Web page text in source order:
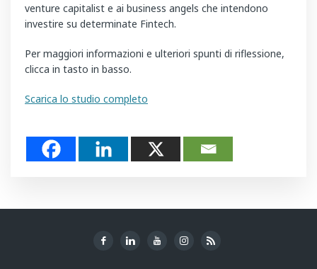
venture capitalist e ai business angels che intendono
investire su determinate Fintech.
Per maggiori informazioni e ulteriori spunti di riflessione,
clicca in tasto in basso.
Scarica lo studio completo